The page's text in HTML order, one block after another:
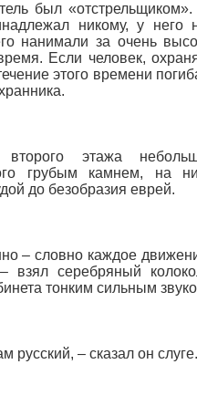
был
никому, у него
нанимали за очень
Если человек,
этого времени
этажа
грубым камнем, на
до безобразия еврей.
– словно каждое
взял серебряный
тонким сильным
русский, – сказал он